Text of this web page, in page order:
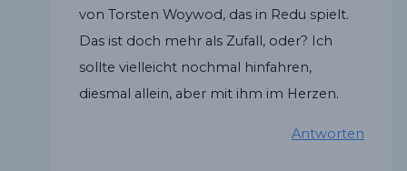
von Torsten Woywod, das in Redu spielt.
Das ist doch mehr als Zufall, oder? Ich
sollte vielleicht nochmal hinfahren,
diesmal allein, aber mit ihm im Herzen.
Antworten